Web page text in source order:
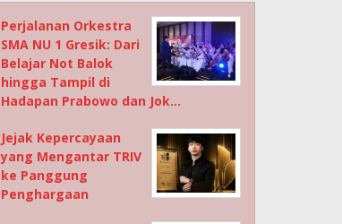
Perjalanan Orkestra
SMA NU 1 Gresik: Dari
Belajar Not Balok
hingga Tampil di
Hadapan Prabowo dan Jok…
Jejak Kepercayaan
yang Mengantar TRIV
ke Panggung
Penghargaan